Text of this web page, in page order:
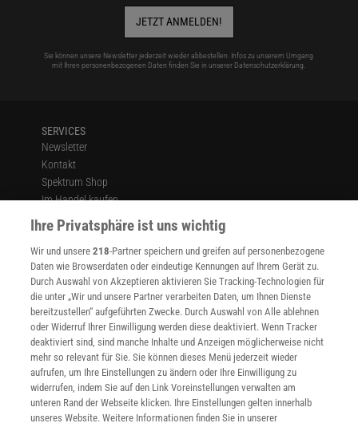
JETZT ANMELDEN!
Sie können unsere Newsletter jederzeit wieder abbestellen. Infos zu unserem Umgang
mit Ihren personenbezogenen Daten finden Sie in unserer Datenschutzerklärung
SERVICES
Newsletter
Kontakt
Spektrum Shop
Im Handel kaufen
Presse
Verträge kündigen
Widerruf
INFO
Mediadaten
Datenschutz
Nutzungsbedingungen
Cookie-Einstellungen
Utiq verwalten
Nutzungsbasierte Onlinewerbung
Alle Artikel
Impressum
Ihre Privatsphäre ist uns wichtig
Wir und unsere218-Partner speichern und greifen auf personenbezogene
Daten wie Browserdaten oder eindeutige Kennungen auf Ihrem Gerät zu.
Durch Auswahl von Akzeptieren aktivieren Sie Tracking-Technologien für
die unter „Wir und unsere Partner verarbeiten Daten, um Ihnen Dienste
bereitzustellen“ aufgeführten Zwecke. Durch Auswahl von Alle ablehnen
oder Widerruf Ihrer Einwilligung werden diese deaktiviert. Wenn Tracker
deaktiviert sind, sind manche Inhalte und Anzeigen möglicherweise nicht
mehr so relevant für Sie. Sie können dieses Menü jederzeit wieder
aufrufen, um Ihre Einstellungen zu ändern oder Ihre Einwilligung zu
widerrufen, indem Sie auf den Link Voreinstellungen verwalten am
unteren Rand der Webseite klicken. Ihre Einstellungen gelten innerhalb
unseres Website. Weitere Informationen finden Sie in unserer